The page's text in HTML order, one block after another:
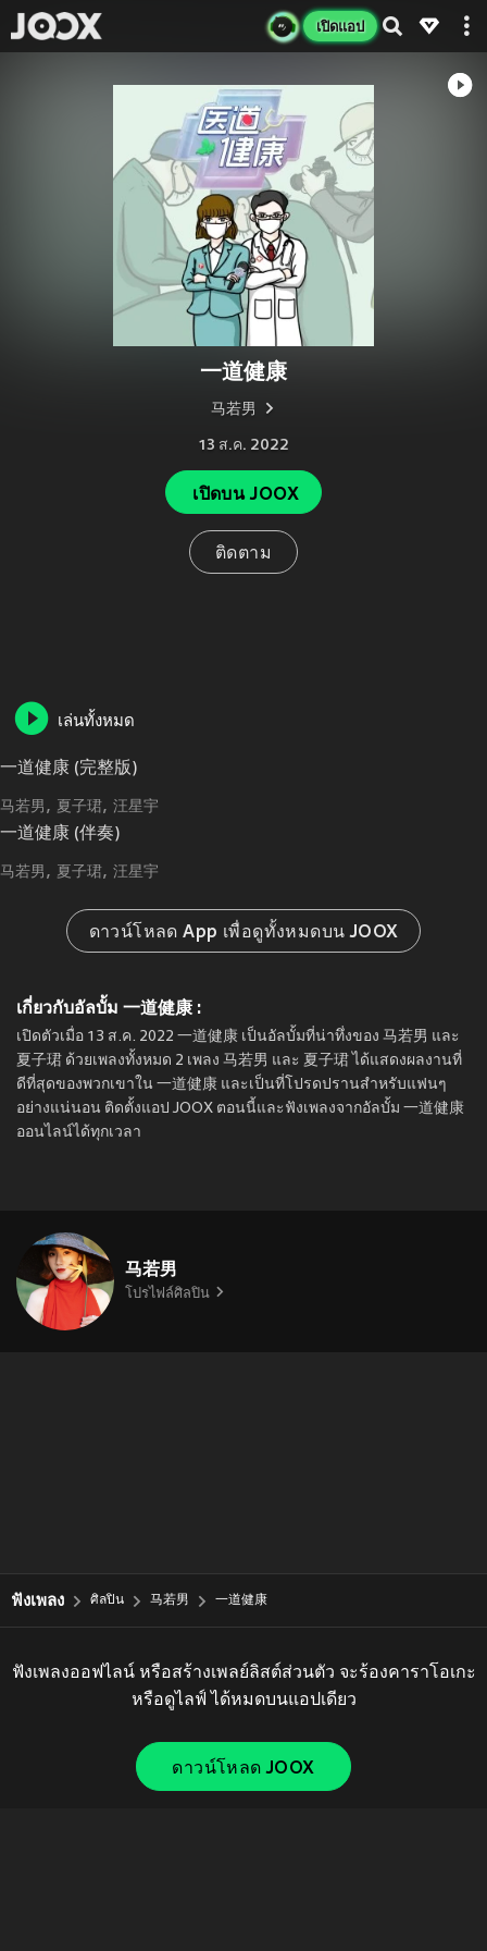
เปิดแอป
一道健康
马若男
13 ส.ค. 2022
เปิดบน JOOX
ติดตาม
เล่นทั้งหมด
一道健康 (完整版)
马若男 夏子珺 汪星宇
一道健康 (伴奏)
马若男 夏子珺 汪星宇
ดาวน์โหลด App เพื่อดูทั้งหมดบน JOOX
เกี่ยวกับอัลบั้ม 一道健康 :
เปิดตัวเมื่อ 13 ส.ค. 2022 一道健康 เป็นอัลบั้มที่น่าทึ่งของ 马若男 และ
夏子珺 ด้วยเพลงทั้งหมด 2 เพลง 马若男 และ 夏子珺 ได้แสดงผลงานที่
ดีที่สุดของพวกเขาใน 一道健康 และเป็นที่โปรดปรานสำหรับแฟนๆ
อย่างแน่นอน ติดตั้งแอป JOOX ตอนนี้และฟังเพลงจากอัลบั้ม 一道健康
ออนไลน์ได้ทุกเวลา
马若男
โปรไฟล์ศิลปิน
ฟังเพลง ศิลปิน 马若男 一道健康
ฟังเพลงออฟไลน์ หรือสร้างเพลย์ลิสต์ส่วนตัว จะร้องคาราโอเกะ
หรือดูไลฟ์ ได้หมดบนแอปเดียว
ดาวน์โหลด JOOX